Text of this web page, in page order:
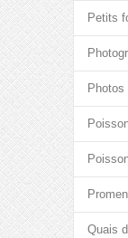
Petits
Quais